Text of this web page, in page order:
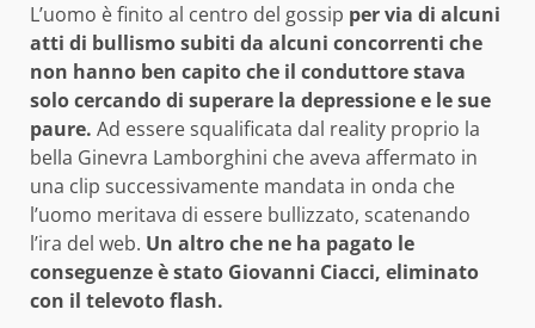
L’uomo è finito al centro del gossip per via di alcuni
atti di bullismo subiti da alcuni concorrenti che
non hanno ben capito che il conduttore stava
solo cercando di superare la depressione e le sue
paure. Ad essere squalificata dal reality proprio la
bella Ginevra Lamborghini che aveva affermato in
una clip successivamente mandata in onda che
l’uomo meritava di essere bullizzato, scatenando
l’ira del web. Un altro che ne ha pagato le
conseguenze è stato Giovanni Ciacci, eliminato
con il televoto flash.